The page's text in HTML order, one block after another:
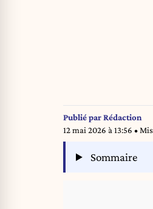
Publié parRédaction
12 mai 2026 à 13:56 •
Sommaire